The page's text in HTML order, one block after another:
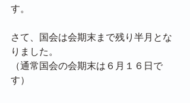
す。
さて、国会は会期末まで残り半月とな
りました。
（通常国会の会期末は６月１６日で
す）